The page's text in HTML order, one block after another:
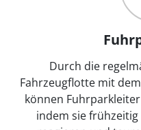
Durch die
Fahrzeugflotte mit
können
indem sie